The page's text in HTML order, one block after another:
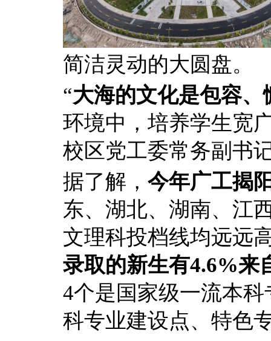
简洁灵动的大圆盘。
“大海的文化是包容、
环境中，培养学生宽
校区党工委常务副书
据了解， 今年广工揭
东、湖北、湖南、江
文理科投档线均远远
录取的新生有4.6%来
4个是国家级一流本
科专业建设点、特色